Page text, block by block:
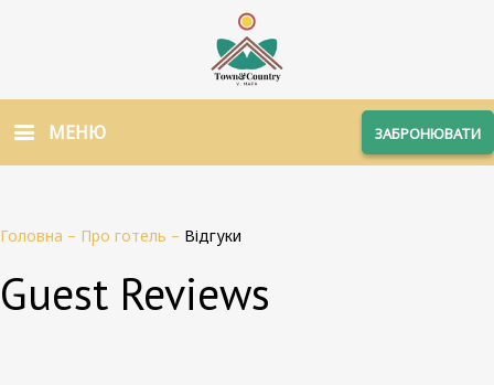
МЕНЮ ЗАБРОНЮВАТИ
Головна – Про готель – Відгуки
Guest Reviews